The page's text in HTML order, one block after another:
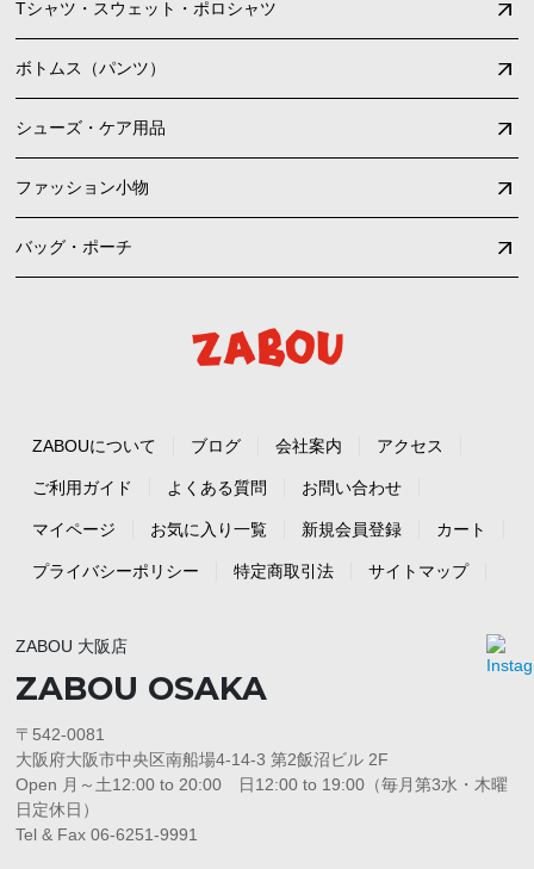
Tシャツ・スウェット・ポロシャツ
ボトムス（パンツ）
シューズ・ケア用品
ファッション小物
バッグ・ポーチ
ZABOUについて ブログ 会社案内 アクセス
ご利用ガイド よくある質問 お問い合わせ
マイページ お気に入り一覧 新規会員登録 カート
プライバシーポリシー 特定商取引法 サイトマップ
ZABOU 大阪店
ZABOU OSAKA
〒542-0081
大阪府大阪市中央区南船場4-14-3 第2飯沼ビル 2F
Open 月～土12:00 to 20:00 日12:00 to 19:00（毎月第3水・木曜
日定休日）
Tel & Fax 06-6251-9991